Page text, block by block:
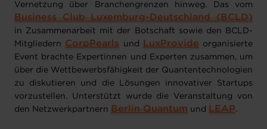
Vernetzung über Branchengrenzen hinweg. Das vom
Business Club Luxemburg-Deutschland (BCLD)
in Zusammenarbeit mit der Botschaft sowie den BCLD-
Mitgliedern CorpPearls und LuxProvide organisierte
Event brachte Expertinnen und Experten zusammen, um
über die Wettbewerbsfähigkeit der Quantentechnologien
zu diskutieren und die Lösungen innovativer Startups
vorzustellen. Unterstützt wurde die Veranstaltung von
den Netzwerkpartnern
Berlin Quantum und LEAP.